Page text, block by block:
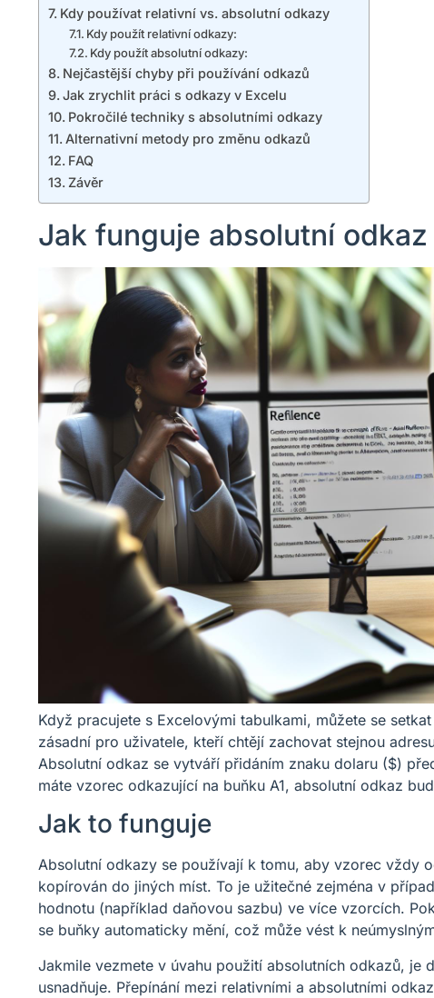
Kdy používat relativní vs. absolutní odkazy
Kdy použít relativní odkazy:
Kdy použít absolutní odkazy:
Nejčastější chyby při používání odkazů
Jak zrychlit práci s odkazy v Excelu
Pokročilé techniky s absolutními odkazy
Alternativní metody pro změnu odkazů
FAQ
Závěr
Jak funguje absolutní odkaz
Když pracujete s Excelovými tabulkami, můžete se
zásadní pro uživatele, kteří chtějí zachovat stejnou
Absolutní odkaz se vytváří přidáním znaku dolaru ($)
máte vzorec odkazující na buňku A1, absolutní odkaz
Jak to funguje
Absolutní odkazy se používají k tomu, aby vzorec vždy
kopírován do jiných míst. To je užitečné zejména v
hodnotu (například daňovou sazbu) ve více vzorcích.
se buňky automaticky mění, což může vést k
Jakmile vezmete v úvahu použití absolutních odkazů, je
usnadňuje. Přepínání mezi relativními a absolutními